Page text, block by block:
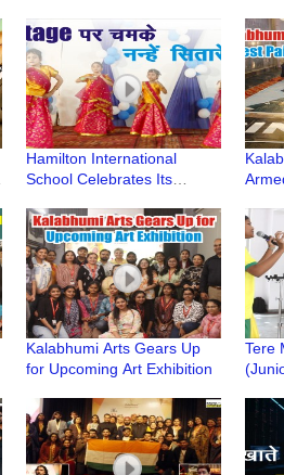
Secrets | Podcast
Hamilton International
School Celebrates Its
Enthusiasm
Kalabhumi Arts Gears Up
for Upcoming Art Exhibition
Tere